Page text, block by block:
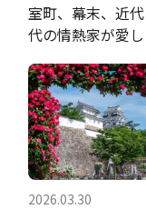
室町、幕末、近
代の情熱家が愛
2026.03.30